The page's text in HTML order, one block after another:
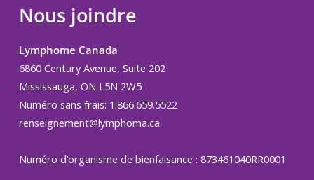
Nous joindre
Lymphome Canada
6860 Century Avenue, Suite 202
Mississauga, ON L5N 2W5
Numéro sans frais: 1.866.659.5522
renseignement@lymphoma.ca
Numéro d’organisme de bienfaisance : 873461040RR0001